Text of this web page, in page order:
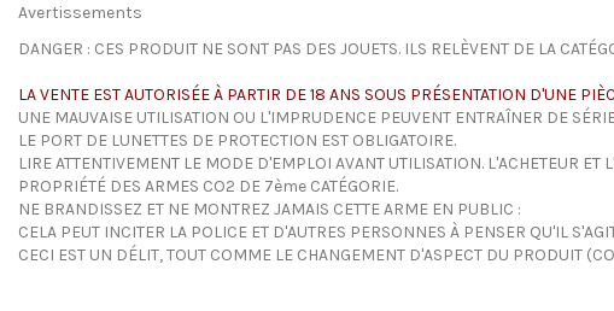
Avertissements
DANGER : CES PRODUIT NE SONT PAS DES JOUETS. ILS RELÈVENT DE LA
LA VENTE EST AUTORISÉE À PARTIR DE 18 ANS SOUS PRÉSENTATION D'UNE
UNE MAUVAISE UTILISATION OU L'IMPRUDENCE PEUVENT ENTRAÎNER DE
LE PORT DE LUNETTES DE PROTECTION EST OBLIGATOIRE.
LIRE ATTENTIVEMENT LE MODE D'EMPLOI AVANT UTILISATION. L'ACHETEUR
PROPRIÉTÉ DES ARMES CO2 DE 7ème CATÉGORIE.
NE BRANDISSEZ ET NE MONTREZ JAMAIS CETTE ARME EN PUBLIC :
CELA PEUT INCITER LA POLICE ET D'AUTRES PERSONNES À PENSER QU'IL
CECI EST UN DÉLIT, TOUT COMME LE CHANGEMENT D'ASPECT DU PRODUIT